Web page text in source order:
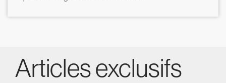
Articles exclusifs